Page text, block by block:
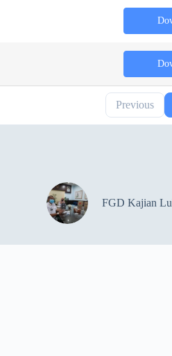
Previous
FGD Kajian